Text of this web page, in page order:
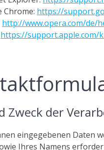
Chrome: https://
http://www.opera.com/de/
https://support.apple.com/
Zweck der
eingegebenen Daten
Ihres Namens